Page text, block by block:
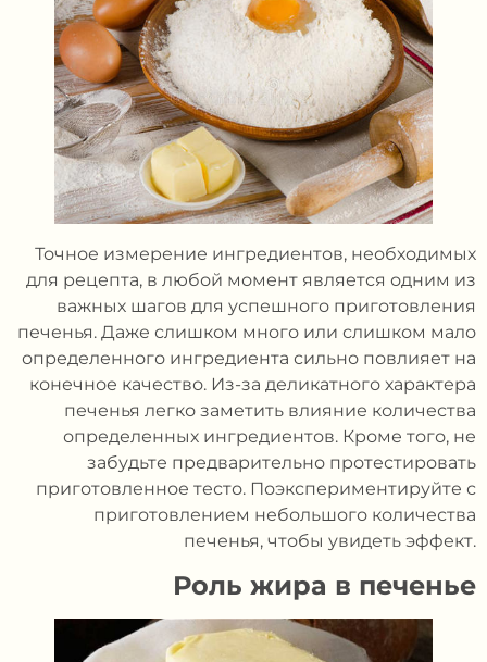
Точное измерение ингредиентов, необходимых
для рецепта, в любой момент является одним из
важных шагов для успешного приготовления
печенья. Даже слишком много или слишком мало
определенного ингредиента сильно повлияет на
конечное качество. Из-за деликатного характера
печенья легко заметить влияние количества
определенных ингредиентов. Кроме того, не
забудьте предварительно протестировать
приготовленное тесто. Поэкспериментируйте с
приготовлением небольшого количества
печенья, чтобы увидеть эффект.
Роль жира в печенье